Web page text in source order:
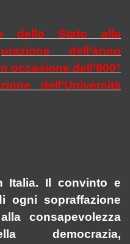
dello Stato alla
dell’anno
occasione dell’800°
dell’Università
Italia. Il convinto e
ogni sopraffazione
consapevolezza
democrazia,